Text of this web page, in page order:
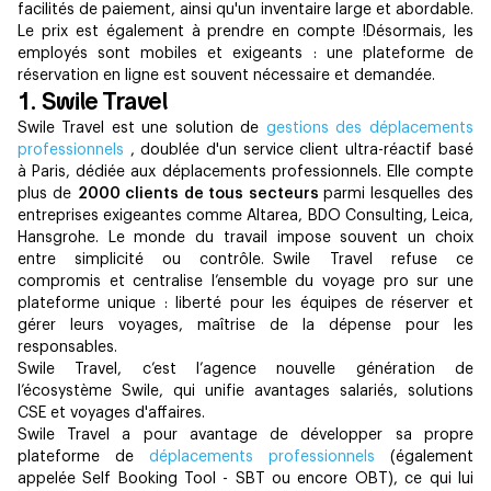
facilités de paiement, ainsi qu'un inventaire large et abordable.
Le prix est également à prendre en compte !Désormais, les
employés sont mobiles et exigeants : une plateforme de
réservation en ligne est souvent nécessaire et demandée.
1. Swile Travel
Swile Travel est une solution de gestions des déplacements
professionnels , doublée d'un service client ultra-réactif basé
à Paris, dédiée aux déplacements professionnels. Elle compte
plus de 2000 clients de tous secteursparmi lesquelles des
entreprises exigeantes comme Altarea, BDO Consulting, Leica,
Hansgrohe.
Le monde du travail impose souvent un choix
entre simplicité ou contrôle. Swile Travel refuse ce
compromis et centralise l’ensemble du voyage pro sur une
plateforme unique : liberté pour les équipes de réserver et
gérer leurs voyages, maîtrise de la dépense pour les
responsables.
Swile Travel, c’est l’agence nouvelle génération de
l’écosystème Swile, qui unifie avantages salariés, solutions
CSE et voyages d'affaires.
Swile Travel a pour avantage de développer sa propre
plateforme de déplacements professionnels (également
appelée Self Booking Tool - SBT ou encore OBT), ce qui lui